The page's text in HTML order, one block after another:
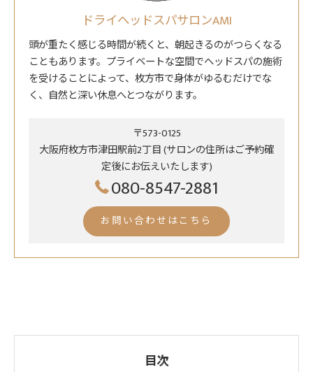
ドライヘッドスパサロンAMI
頭が重たく感じる時間が続くと、朝起きるのがつらくなる
こともあります。プライベートな空間でヘッドスパの施術
を受けることによって、枚方市で身体がゆるむだけでな
く、自然と深い休息へとつながります。
〒573-0125
大阪府枚方市津田駅前2丁目 (サロンの住所はご予約確
定後にお伝えいたします)
080-8547-2881
お問い合わせはこちら
目次